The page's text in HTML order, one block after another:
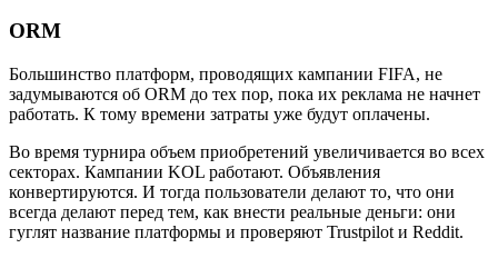
ORM
Большинство платформ, проводящих кампании FIFA, не
задумываются об ORM до тех пор, пока их реклама не начнет
работать. К тому времени затраты уже будут оплачены.
Во время турнира объем приобретений увеличивается во всех
секторах. Кампании KOL работают. Объявления
конвертируются. И тогда пользователи делают то, что они
всегда делают перед тем, как внести реальные деньги: они
гуглят название платформы и проверяют Trustpilot и Reddit.